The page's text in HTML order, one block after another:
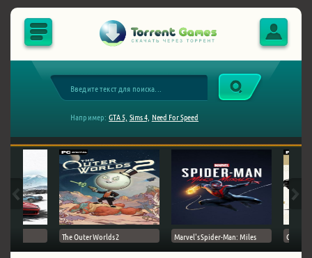
Например: GTA 5, Sims 4, Need For Speed
The Outer Worlds 2 Marvel's Spider-Man: Miles Ghost